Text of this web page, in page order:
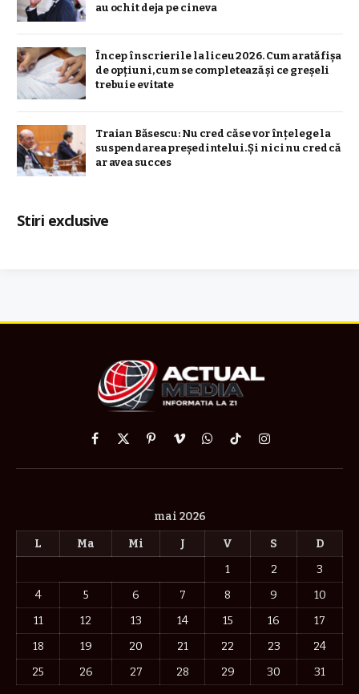
au ochit deja pe cineva
Încep înscrierile la liceu 2026. Cum arată fișa
de opțiuni, cum se completează și ce greșeli
trebuie evitate
Traian Băsescu: Nu cred că se vor înţelege la
suspendarea preşedintelui. Şi nici nu cred că
ar avea succes
Stiri exclusive
Facebook
X
PinterestVimeoWhatsApp
TikTokInstagram
mai 2026
L
Ma Mi J V S
D
1
2
3
4
5 6 7 8 9
10
11
12 13 14 15 16
17
18
19 20 21 22 23
24
25
26 27 28 29 30 31